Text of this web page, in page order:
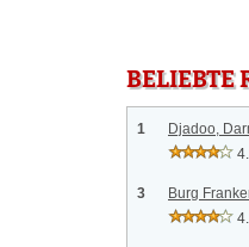
BELIEBTE
1 Djadoo,
3 Burg